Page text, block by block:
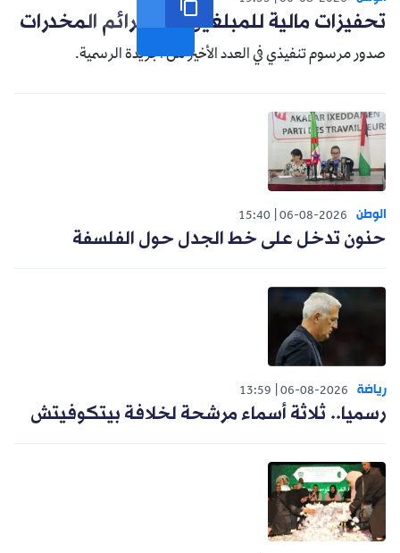
تحفيزات مالية للمبلغين عن جرائم المخدرات
صدور مرسوم تنفيذي في العدد الأخير من الجريدة الرسمية.
الوطن 06-08-2026
15:40
حنون تدخل على خط الجدل حول الفلسفة
رياضة 06-08-2026
13:59
رسميا.. ثلاثة أسماء مرشحة لخلافة بيتكوفيتش